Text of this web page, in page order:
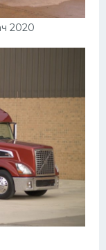
2020